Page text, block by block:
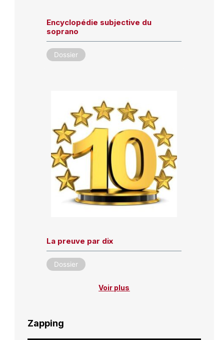
Encyclopédie subjective du
soprano
Dossier
La preuve par dix
Dossier
Voir plus
Zapping